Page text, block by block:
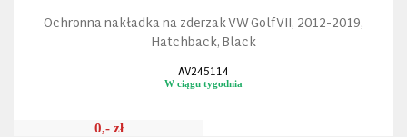
Ochronna nakładka na zderzak VW Golf VII, 2012-2019,
Hatchback, Black
AV245114
W ciągu tygodnia
0,- zł